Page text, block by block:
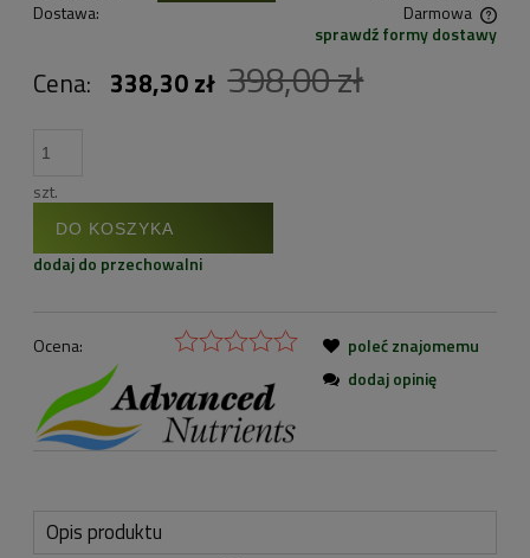
Dostawa:
Darmowa
Cena nie zawiera ewentualnych kosztów płatnościsprawdź formy dostawy
Cena: 338,30 zł 398,00 zł
szt.
DO KOSZYKA
dodaj do przechowalni
Ocena:
poleć znajomemu
dodaj opinię
Opis produktu